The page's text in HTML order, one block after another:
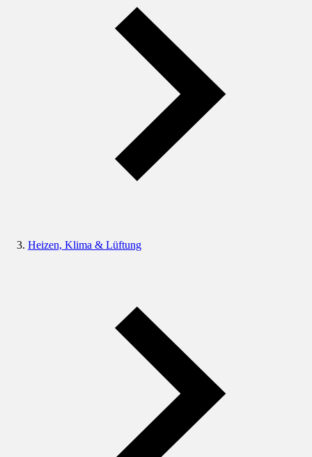
Heizen, Klima & Lüftung